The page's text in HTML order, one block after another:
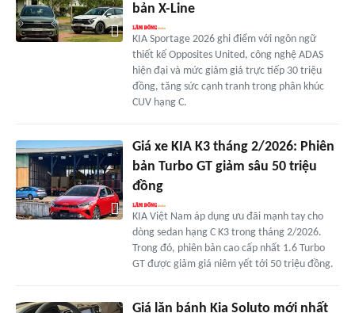
bản X-Line
KIA Sportage 2026 ghi điểm với ngôn ngữ
thiết kế Opposites United, công nghệ ADAS
hiện đại và mức giảm giá trực tiếp 30 triệu
đồng, tăng sức cạnh tranh trong phân khúc
CUV hạng C.
Giá xe KIA K3 tháng 2/2026: Phiên
bản Turbo GT giảm sâu 50 triệu
đồng
KIA Việt Nam áp dụng ưu đãi mạnh tay cho
dòng sedan hạng C K3 trong tháng 2/2026.
Trong đó, phiên bản cao cấp nhất 1.6 Turbo
GT được giảm giá niêm yết tới 50 triệu đồng.
Giá lăn bánh Kia Soluto mới nhất